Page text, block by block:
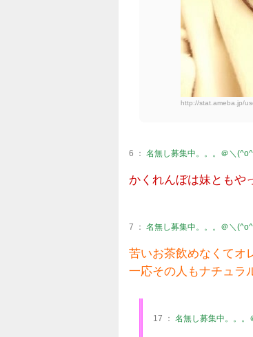
http://stat.ameba.jp/
6 ： 名無し募集中。。。＠＼
かくれんぼは妹ともや
7 ： 名無し募集中。。。＠＼
苦いお茶飲めなくてオ
一応その人もナチュラ
17 ： 名無し募集中。。。